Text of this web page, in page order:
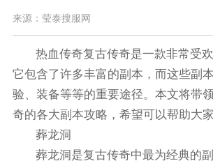
来源：莹泰搜服网
热血传奇复古传奇是一款非常受
它包含了许多丰富的副本，而这些副
验、装备等等的重要途径。本文将带
奇的各大副本攻略，希望可以帮助大
葬龙洞
葬龙洞是复古传奇中最为经典的